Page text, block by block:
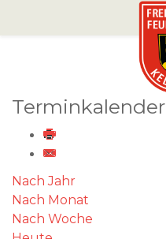
Terminkalender
Nach Jahr
Nach Monat
Nach Woche